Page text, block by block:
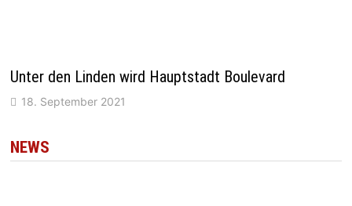
Unter den Linden wird Hauptstadt Boulevard
18. September 2021
NEWS